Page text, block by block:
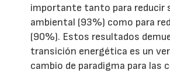
importante tanto para reducir
ambiental (93%) como para
(90%). Estos resultados
transición energética es un
cambio de paradigma para las